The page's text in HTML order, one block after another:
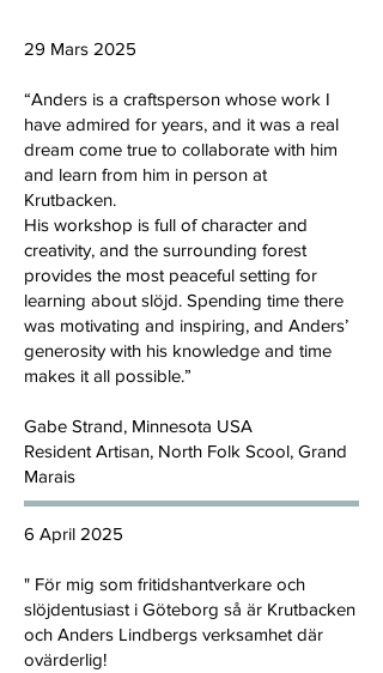
29 Mars 2025
“Anders is a craftsperson whose work I
have admired for years, and it was a real
dream come true to collaborate with him
and learn from him in person at
Krutbacken.
His workshop is full of character and
creativity, and the surrounding forest
provides the most peaceful setting for
learning about slöjd. Spending time there
was motivating and inspiring, and Anders’
generosity with his knowledge and time
makes it all possible.”
Gabe Strand, Minnesota USA
Resident Artisan, North Folk Scool, Grand
Marais
6 April 2025
" För mig som fritidshantverkare och
slöjdentusiast i Göteborg så är Krutbacken
och Anders Lindbergs verksamhet där
ovärderlig!